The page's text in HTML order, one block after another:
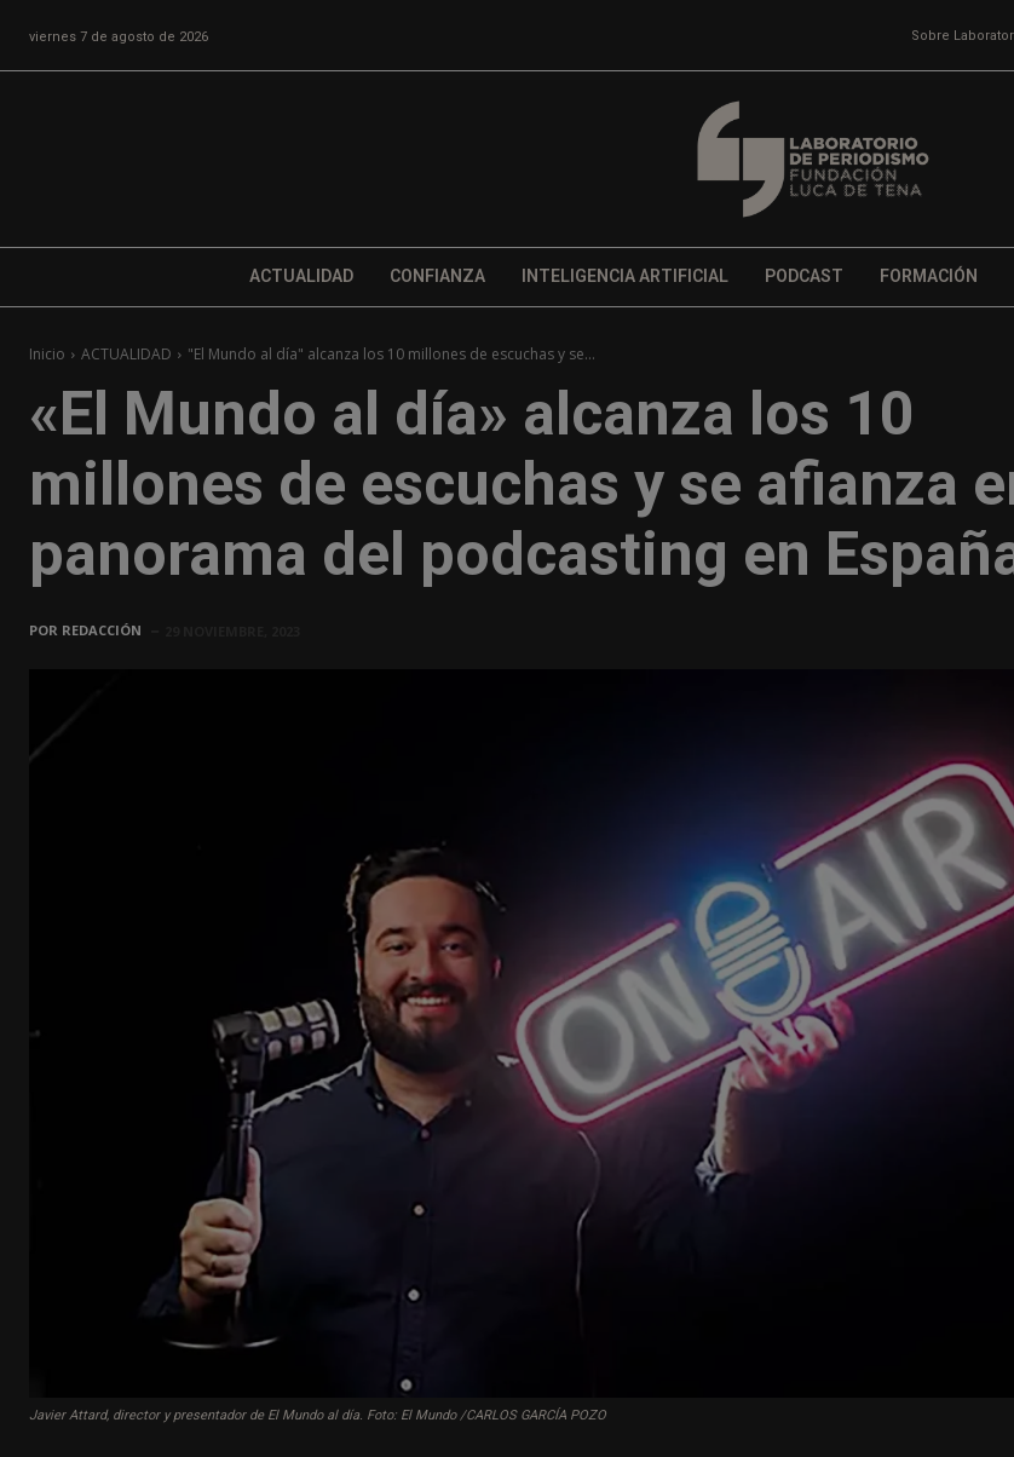
viernes 7 de agosto de 2026 Sobre
ACTUALIDAD CONFIANZA INTELIGENCIA ARTIFICIAL PODCAST FORMACIÓN
Inicio ACTUALIDAD "El Mundo al día" alcanza los 10 millones de escuchas y se...
«El Mundo al día» alcanza los 10
millones de escuchas y se afianza
panorama del podcasting en
POR REDACCIÓN
Javier Attard, director y presentador de El Mundo al día. Foto: El Mundo /CARLOS GARCÍA POZO